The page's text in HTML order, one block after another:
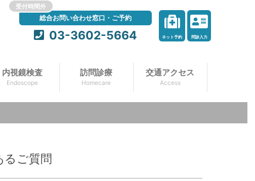
内視鏡検査
Endoscope
訪問診療
Homecare
交通アクセス
Access
受付時間外
総合お問い合わせ窓口・ご予約
03-3602-5664 ネット予約 問診入力
るご質問